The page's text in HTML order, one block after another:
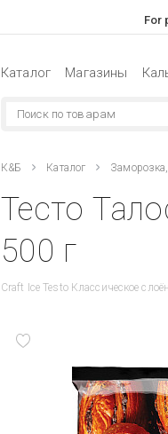
For
Каталог Магазины
К&Б Каталог
Тесто
500 г
Craft Ice Testo Классическое